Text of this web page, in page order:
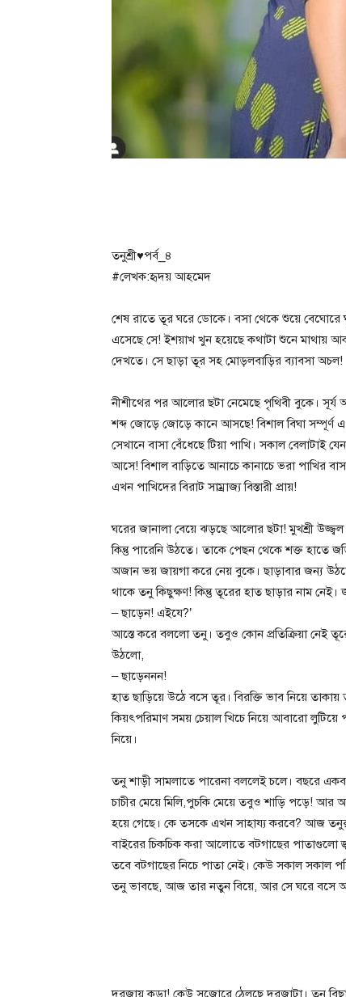
তনুশ্রী♥পর্ব_৪
#লেখক:হৃদয় আহমেদ
শেষ রাতে তূর ঘরে ডোকে। বসা থেকে শুয়ে
এসেছে সে! ইশয়াখ খুন হয়েছে কথাটা শুনে মাথায়
দেখতে। সে ছাড়া তূর সহ মোড়লবাড়ির ব্যাবসা অচল!
নীশীথের পর আলোর ছটা নেমেছে পৃথিবী বুকে। সূর্য
শব্দ জোড়ে জোড়ে কানে আসছে! বিশাল বিঘা
সেখানে বাসা বেঁধেছে টিয়া পাখি। সকাল বেলাটাই
আসে! বিশাল বাড়িতে আনাচে কানাচে ভরা পাখির
এখন পাখিদের বিরাট সাম্রাজ্য বিস্তারী প্রায়!
ঘরের জানালা বেয়ে ঝড়ছে আলোর ছটা! মুখশ্রী
কিন্তু পারেনি উঠতে। তাকে পেছন থেকে শক্ত
অজান ভয় জায়গা করে নেয় বুকে। ছাড়াবার জন্য
থাকে তনু কিছুক্ষণ! কিন্তু তূরের হাত ছাড়ার নাম
– ছাড়েন! এইযে?’
আস্তে করে বললো তনু। তবুও কোন প্রতিক্রিয়া নেই
উঠলো,
– ছাড়েননন!
হাত ছাড়িয়ে উঠে বসে তূর। বিরক্তি ভাব নিয়ে
কিয়ৎপরিমাণ সময় চেয়াল খিচে নিয়ে আবারো লুটিয়ে
নিয়ে।
তনু শাড়ী সামলাতে পারেনা বললেই চলে। বছরে
চাচীর মেয়ে মিলি,পুচকি মেয়ে তবুও শাড়ি পড়ে!
হয়ে গেছে। কে তসকে এখন সাহায্য করবে? আজ
বাইরের চিকচিক করা আলোতে বটগাছের
তবে বটগাছের নিচে পাতা নেই। কেউ সকাল সকাল
তনু ভাবছে, আজ তার নতুন বিয়ে, আর সে ঘরে বসে
দরজায় কড়া! কেউ সজোরে ঠেলছে দরজাটা। তনু